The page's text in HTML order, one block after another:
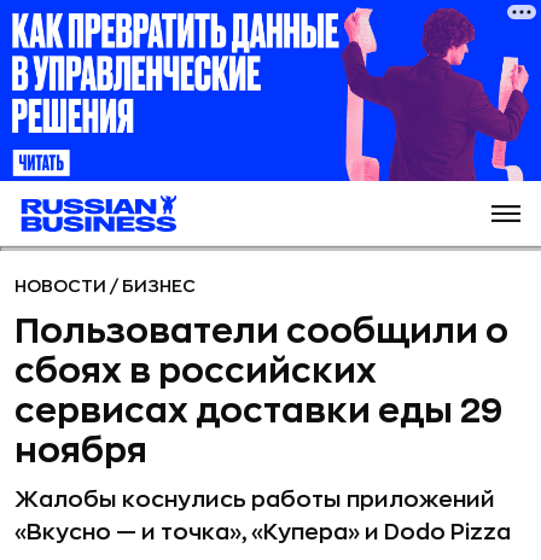
НОВОСТИ / БИЗНЕС
Пользователи сообщили о
сбоях в российских
сервисах доставки еды 29
ноября
Жалобы коснулись работы приложений
«Вкусно — и точка», «Купера» и Dodo Pizza